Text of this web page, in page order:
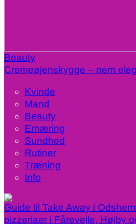
Beauty
Cremeøjenskygge – nem
Kvinde
Mand
Beauty
Ernæring
Sundhed
Rutiner
Træning
Info
Guide til Take Away i
pizzeriaer i Fårevejle, Højby